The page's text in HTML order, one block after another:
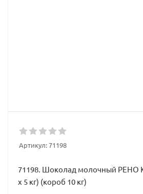
Артикул:71198
71198. Шоколад молочный РЕНО
х 5 кг) (короб 10 кг)